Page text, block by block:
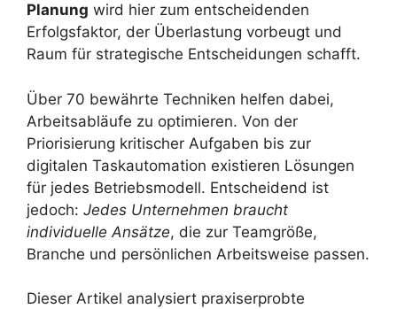
Planung wird hier zum entscheidenden
Erfolgsfaktor, der Überlastung vorbeugt und
Raum für strategische Entscheidungen schafft.
Über 70 bewährte Techniken helfen dabei,
Arbeitsabläufe zu optimieren. Von der
Priorisierung kritischer Aufgaben bis zur
digitalen Taskautomation existieren Lösungen
für jedes Betriebsmodell. Entscheidend ist
jedoch: Jedes Unternehmen braucht
individuelle Ansätze, die zur Teamgröße,
Branche und persönlichen Arbeitsweise passen.
Dieser Artikel analysiert praxiserprobte